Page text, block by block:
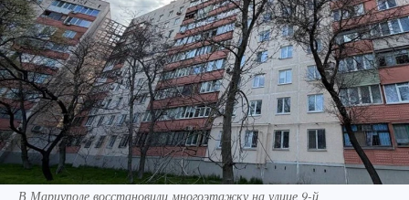
В Мариуполе восстановили многоэтажку на улице 9-й